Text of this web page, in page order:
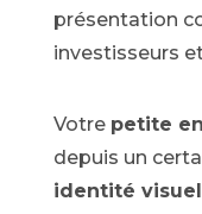
présentation
investisseurs
Votre petite
depuis un
identité